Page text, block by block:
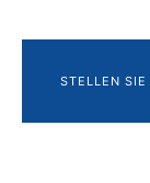
STELLEN SIE